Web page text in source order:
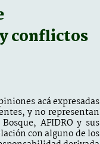
conflictos
acá expresadas
y no representan
AFIDRO y sus
con alguno de los